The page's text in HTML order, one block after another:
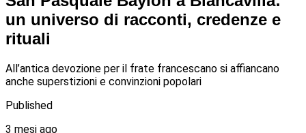
un universo di racconti, credenze e
rituali
All’antica devozione per il frate francescano si affiancano
anche superstizioni e convinzioni popolari
Published
3 mesi ago